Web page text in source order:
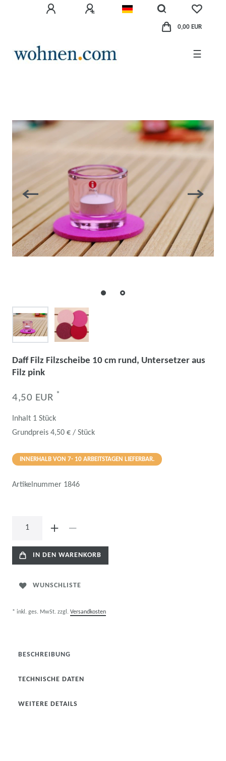
0,00 EUR
☰
Daff Filz Filzscheibe 10 cm rund, Untersetzer aus
Filz pink
4,50 EUR *
Inhalt 1 Stück
Grundpreis 4,50 € / Stück
INNERHALB VON 7- 10 ARBEITSTAGEN LIEFERBAR.
Artikelnummer 1846
IN DEN WARENKORB
WUNSCHLISTE
* inkl. ges. MwSt. zzgl. Versandkosten
BESCHREIBUNG
TECHNISCHE DATEN
WEITERE DETAILS